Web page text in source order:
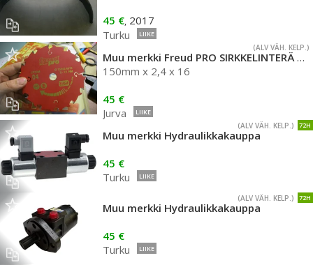
45 €, 2017
Turku
LIIKE
(ALV VÄH. KELP.)
Muu merkki Freud PRO SIRKKELINTERÄ 150mm
150mm x 2,4 x 16
45 €
Jurva
LIIKE
72H
(ALV VÄH. KELP.)
Muu merkki Hydraulikkakauppa
45 €
Turku
LIIKE
72H
(ALV VÄH. KELP.)
Muu merkki Hydraulikkakauppa
45 €
Turku
LIIKE